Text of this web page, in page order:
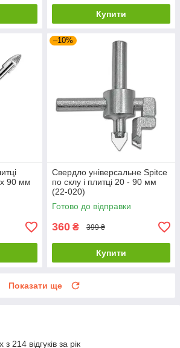
Купити
х 90 мм
–10%
Свердло універсальне Spitce
по склу і плитці 20 - 90 мм
(22-020)
Готово до відправки
360 ₴ 399 ₴
Купити
Показати ще
214 відгуків за рік